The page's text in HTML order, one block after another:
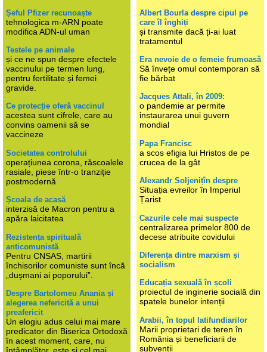
Șeful Pfizer recunoaște
tehnologica m-ARN poate
modifica ADN-ul uman
Testele pe animale
și ce ne spun despre efectele
vaccinului pe termen lung,
pentru fertilitate și femei
gravide.
Ce protecție oferă vaccinul
acestea sunt cifrele, care au
convins oamenii să se
vaccineze
Societatea controlului
operațiunea corona, răscoalele
rasiale, piese într-o tranziție
postmodernă
Școala de acasă
interzisă de Macron pentru a
apăra laicitatea
Rezistența spirituală
anticomunistă
Pentru CNSAS, martirii
închisorilor comuniste sunt încă
„dușmani ai poporului”.
Despre Bartolomeu Anania și
alegerea nefericită a unui
preafericit
Un elogiu adus celui mai mare
predicator din Biserica Ortodoxă
în acest moment, care, nu
Albert Bourla despre cipul pe
care îl înghiți
și transmite dacă ți-ai luat
tratamentul
Era nevoie de o femeie frumoasă
Să învețe omul contemporan să
fie bărbat
Jacques Attali, în 2009:
o pandemie ar permite
instaurarea unui guvern
mondial
Papa Francisc
a scos efigia lui Hristos de pe
crucea de la gât
Alexandr Soljenițîn despre
Situația evreilor în Imperiul
Țarist
Cazurile cele mai suspecte
centralizarea primelor 800 de
decese atribuite covidului
Diferența dintre marxism și
socialism
Educația sexuală în școli
proiectul de inginerie socială din
spatele bunelor intenții
Arabii, în topul latifundiarilor
Marii proprietari de teren în
România și beneficiarii de
subvenții